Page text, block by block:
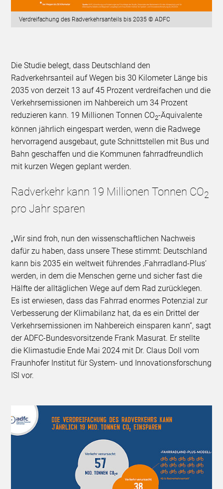
Verdreifachung des Radverkehrsanteils bis 2035 © ADFC
Die Studie belegt, dass Deutschland den
Radverkehrsanteil auf Wegen bis 30 Kilometer Länge bis
2035 von derzeit 13 auf 45 Prozent verdreifachen und die
Verkehrsemissionen im Nahbereich um 34 Prozent
reduzieren kann. 19 Millionen Tonnen CO2-Äquivalente
können jährlich eingespart werden, wenn die Radwege
hervorragend ausgebaut, gute Schnittstellen mit Bus und
Bahn geschaffen und die Kommunen fahrradfreundlich
mit kurzen Wegen geplant werden.
Radverkehr kann 19 Millionen Tonnen CO2
pro Jahr sparen
„Wir sind froh, nun den wissenschaftlichen Nachweis
dafür zu haben, dass unsere These stimmt: Deutschland
kann bis 2035 ein weltweit führendes ‚Fahrradland-Plus‘
werden, in dem die Menschen gerne und sicher fast die
Hälfte der alltäglichen Wege auf dem Rad zurücklegen.
Es ist erwiesen, dass das Fahrrad enormes Potenzial zur
Verbesserung der Klimabilanz hat, da es ein Drittel der
Verkehrsemissionen im Nahbereich einsparen kann“, sagt
der ADFC-Bundesvorsitzende Frank Masurat. Er stellte
die Klimastudie Ende Mai 2024 mit Dr. Claus Doll vom
Fraunhofer Institut für System- und Innovationsforschung
ISI vor.